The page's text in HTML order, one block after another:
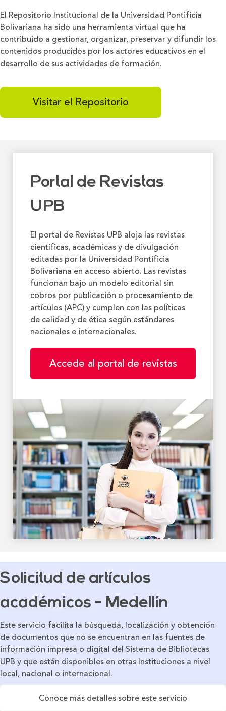
El Repositorio Institucional de la Universidad Pontificia
Bolivariana ha sido una herramienta virtual que ha
contribuido a gestionar, organizar, preservar y difundir los
contenidos producidos por los actores educativos en el
desarrollo de sus actividades de formación.
Visitar el Repositorio
Portal de Revistas
UPB
El portal de Revistas UPB aloja las revistas
científicas, académicas y de divulgación
editadas por la Universidad Pontificia
Bolivariana en acceso abierto. Las revistas
funcionan bajo un modelo editorial sin
cobros por publicación o procesamiento de
artículos (APC) y cumplen con las políticas
de calidad y de ética según estándares
nacionales e internacionales.
Accede al portal de revistas
Solicitud de artículos
académicos - Medellín
Este servicio facilita la búsqueda, localización y obtención
de documentos que no se encuentran en las fuentes de
información impresa o digital del Sistema de Bibliotecas
UPB y que están disponibles en otras Instituciones a nivel
local, nacional o internacional.
Conoce más detalles sobre este servicio